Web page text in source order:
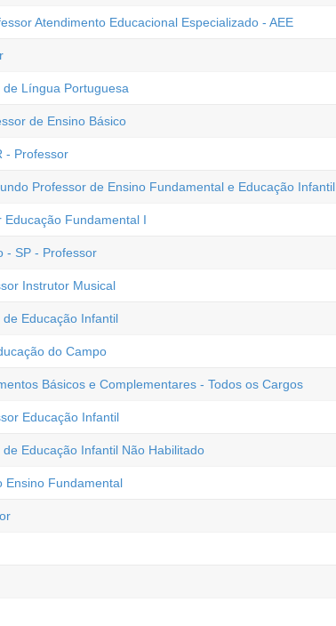
Atendimento Educacional Especializado - AEE
Língua Portuguesa
de Ensino Básico
- Professor
Professor de Ensino Fundamental e Educação Infantil
Educação Fundamental I
- SP - Professor
Instrutor Musical
Educação Infantil
do Campo
Básicos e Complementares - Todos os Cargos
Educação Infantil
Educação Infantil Não Habilitado
Ensino Fundamental